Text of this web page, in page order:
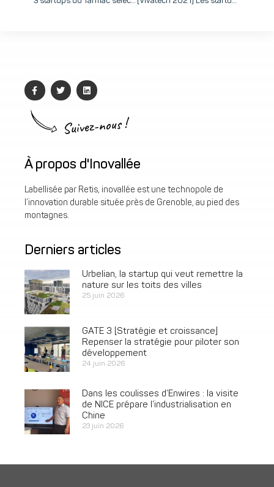
Suivez-nous !
À propos d'Inovallée
Labellisée par Retis, inovallée est une technopole de
l’innovation durable située près de Grenoble, au pied des
montagnes.
Derniers articles
Urbelian, la startup qui veut remettre la
nature sur les toits des villes
25 juin 2026
GATE 3 [Stratégie et croissance]
Repenser la stratégie pour piloter son
développement
24 juin 2026
Dans les coulisses d’Enwires : la visite
de NICE prépare l’industrialisation en
Chine
23 juin 2026